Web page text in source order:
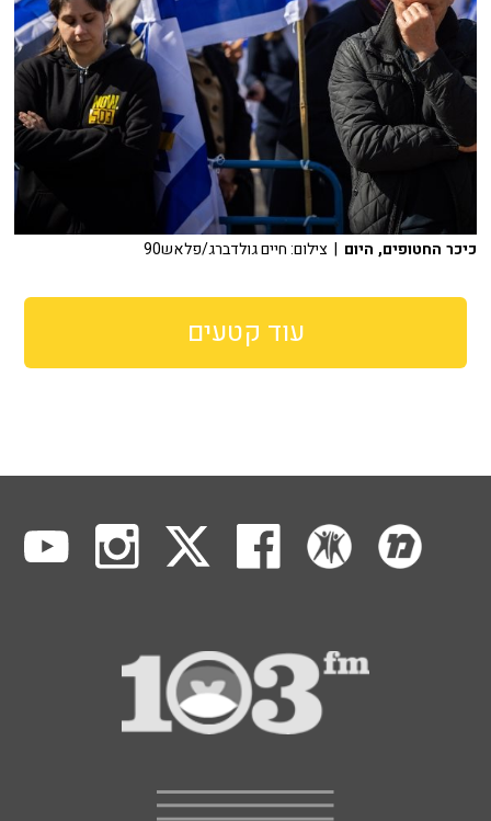
כיכר החטופים, היום | צילום: חיים גולדברג/פלאש90
עוד קטעים